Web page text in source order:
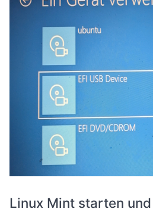
Linux Mint starten